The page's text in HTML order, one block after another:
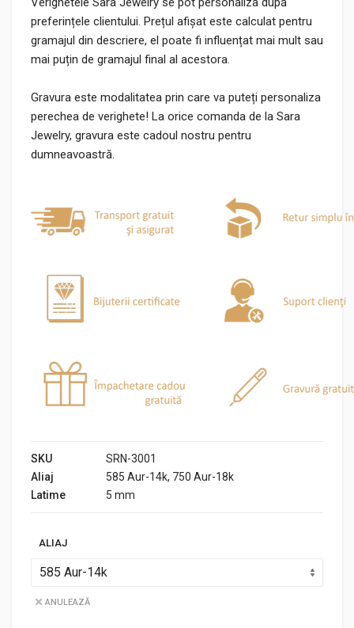
preferințele clientului. Prețul afișat este calculat pentru
gramajul din descriere, el poate fi influențat mai mult sau
mai puțin de gramajul final al acestora.
Gravura este modalitatea prin care va puteți personaliza
perechea de verighete! La orice comanda de la Sara
Jewelry, gravura este cadoul nostru pentru
dumneavoastră.
SKU
SRN-3001
Aliaj
585 Aur-14k, 750 Aur-18k
Latime
5 mm
ALIAJ
ANULEAZĂ